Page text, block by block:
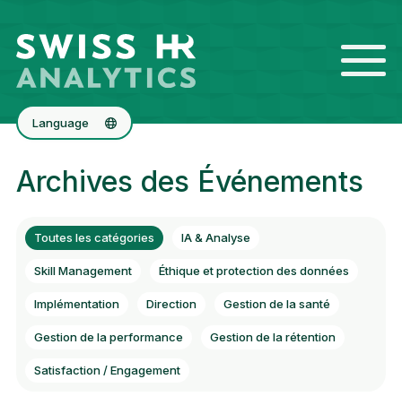
Language
English
Archives des Événements
Toutes les catégories IA & Analyse
Skill Management Éthique et protection des données
Implémentation Direction Gestion de la santé
Gestion de la performance Gestion de la rétention
Satisfaction / Engagement